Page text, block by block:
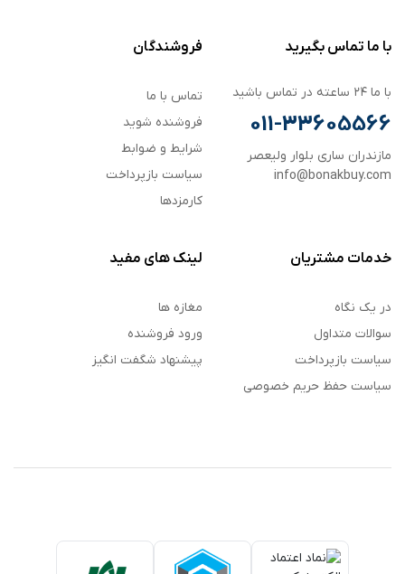
با ما تماس بگیرید
با ما ۲۴ ساعته در تماس باشید
011-33605566
مازندران ساری بلوار ولیعصر
info@bonakbuy.com
فروشندگان
تماس با ما
فروشنده شوید
شرایط و ضوابط
سیاست بازپرداخت
کارمزدها
خدمات مشتریان
در یک نگاه
سوالات متداول
سیاست بازپرداخت
سیاست حفظ حریم خصوصی
لینک های مفید
مغازه ها
ورود فروشنده
پیشنهاد شگفت انگیز